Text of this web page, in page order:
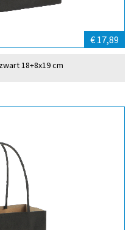
€ 17,89
18+8x19 cm